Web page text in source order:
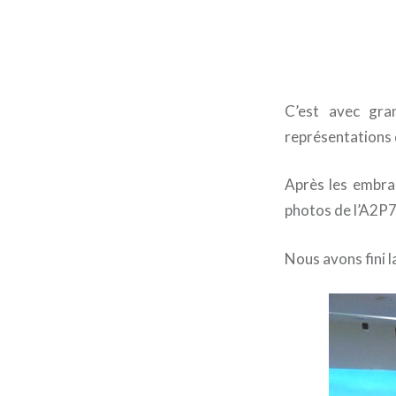
C’est avec
représentations
Après les
photos de
Nous avons fini